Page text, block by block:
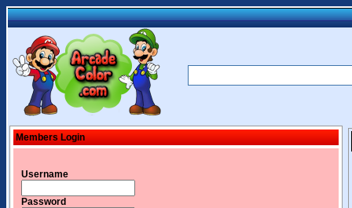
Members Login
Username
Password